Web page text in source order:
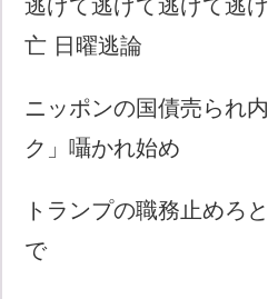
逃げて逃げて逃げて逃
亡 日曜逃論
ニッポンの国債売られ
ク」囁かれ始め
トランプの職務止めろ
で